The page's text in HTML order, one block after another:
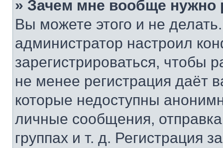
» Зачем мне вообще нужно
Вы можете этого и не
администратор настроил
зарегистрироваться, чтобы
не менее регистрация даёт
которые недоступны
личные сообщения,
группах и т. д. Регистрация